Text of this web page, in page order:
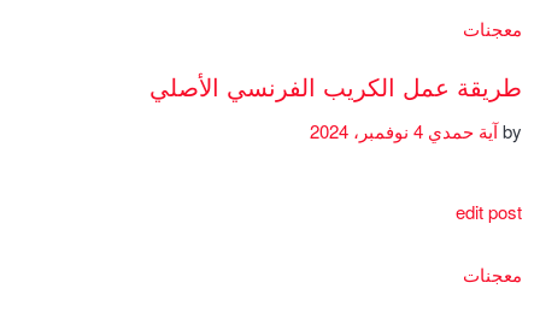
معجنات
طريقة عمل الكريب الفرنسي الأصلي
byآية حمدي
edit post
معجنات